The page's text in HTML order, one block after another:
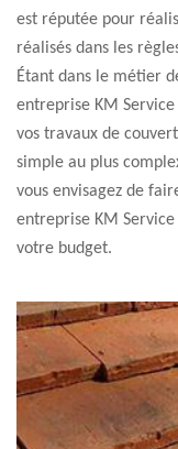
est réputée pour
réalisés dans les
Étant dans le métier
entreprise KM
vos travaux de
simple au plus
vous envisagez de
entreprise KM
votre budget.